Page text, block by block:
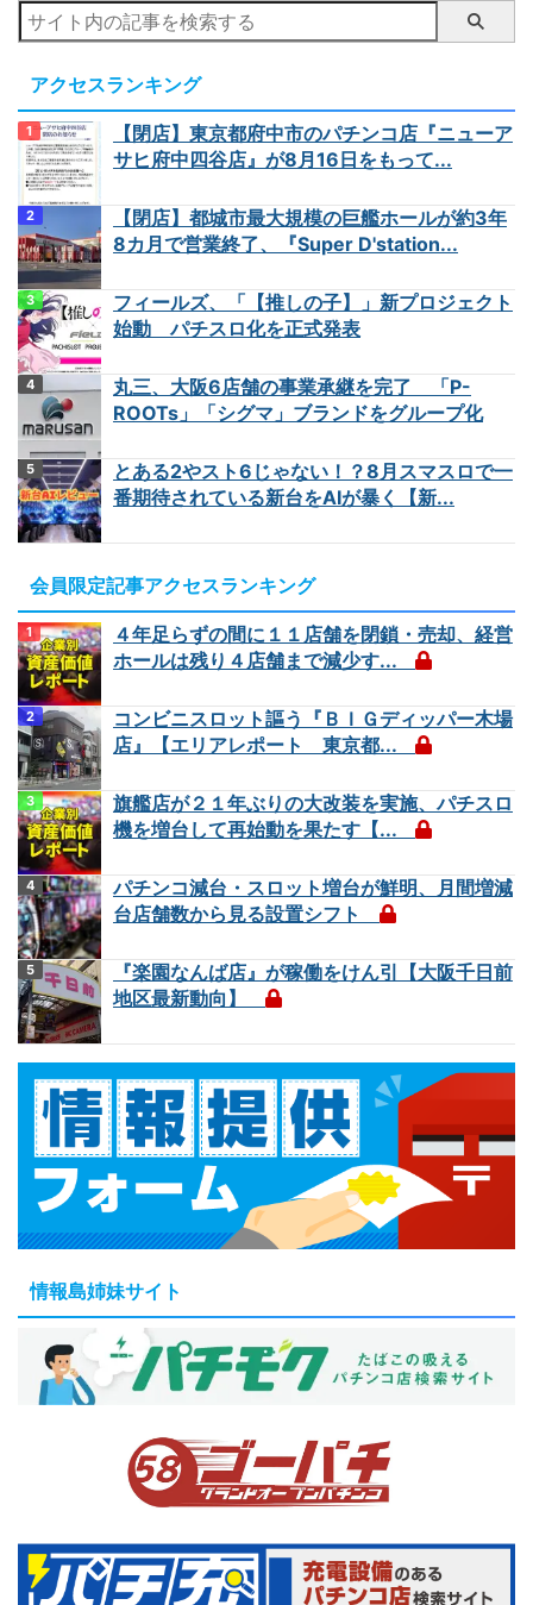
アクセスランキング
【閉店】東京都府中市のパチンコ店『ニューア
サヒ府中四谷店』が8月16日をもって...
【閉店】都城市最大規模の巨艦ホールが約3年
8カ月で営業終了、『Super D'station...
フィールズ、「【推しの子】」新プロジェクト
始動 パチスロ化を正式発表
丸三、大阪6店舗の事業承継を完了 「P-
ROOTs」「シグマ」ブランドをグループ化
とある2やスト6じゃない！？8月スマスロで一
番期待されている新台をAIが暴く【新...
会員限定記事アクセスランキング
４年足らずの間に１１店舗を閉鎖・売却、経営
ホールは残り４店舗まで減少す...
コンビニスロット謳う『ＢＩＧディッパー木場
店』【エリアレポート 東京都...
旗艦店が２１年ぶりの大改装を実施、パチスロ
機を増台して再始動を果たす【...
パチンコ減台・スロット増台が鮮明、月間増減
台店舗数から見る設置シフト
『楽園なんば店』が稼働をけん引【大阪千日前
地区最新動向】
情報島姉妹サイト